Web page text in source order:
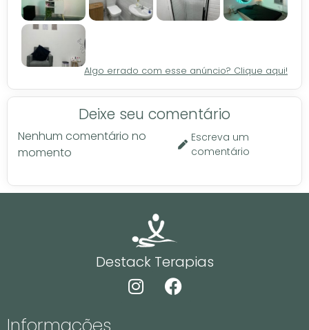
Algo errado com esse anúncio? Clique aqui!
Deixe seu comentário
Nenhum comentário no
momento
Escreva um
comentário
Destack Terapias